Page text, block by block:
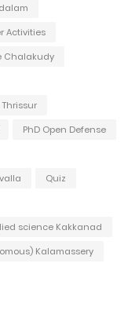
Activities
Chalakudy
PhD Open Defense
Quiz
science Kakkanad
Kalamassery